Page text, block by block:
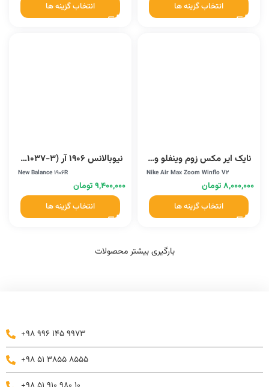
انتخاب گزینه ها انتخاب گزینه ها
نایک ایر مکس زوم وینفلو وی 2 (DA9836010)
Nike Air Max Zoom Winflo V2
۸,۰۰۰,۰۰۰تومان
انتخاب گزینه ها
نیوبالانس 1906 آر (F2211037-3)
New Balance 1906R
۹,۴۰۰,۰۰۰تومان
انتخاب گزینه ها
بارگیری بیشتر محصولات
+98 996 145 9973
+98 51 3855 8555